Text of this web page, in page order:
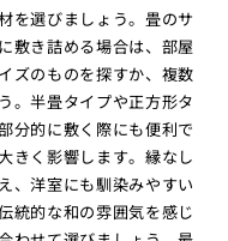
を選びましょう。畳のサ
敷き詰める場合は、部屋
ズのものを探すか、複数
。半畳タイプや正方形タ
分的に敷く際にも便利で
きく影響します。縁なし
、洋室にも馴染みやすい
統的な和の雰囲気を感じ